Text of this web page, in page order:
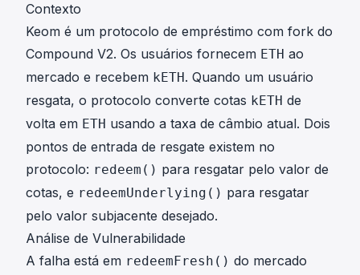
Contexto
Keom é um protocolo de empréstimo com fork do
Compound V2. Os usuários fornecem ETH ao
mercado e recebem kETH. Quando um usuário
resgata, o protocolo converte cotas kETH de
volta em ETH usando a taxa de câmbio atual. Dois
pontos de entrada de resgate existem no
protocolo: redeem() para resgatar pelo valor de
cotas, e redeemUnderlying() para resgatar
pelo valor subjacente desejado.
Análise de Vulnerabilidade
A falha está em redeemFresh() do mercado